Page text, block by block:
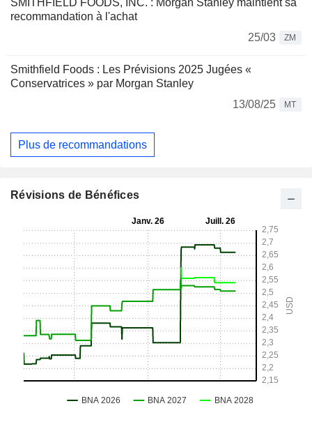
SMITHFIELD FOODS, INC. : Morgan Stanley maintient sa
recommandation à l'achat
25/03
ZM
Smithfield Foods : Les Prévisions 2025 Jugées «
Conservatrices » par Morgan Stanley
13/08/25
MT
Plus de recommandations
Révisions de Bénéfices